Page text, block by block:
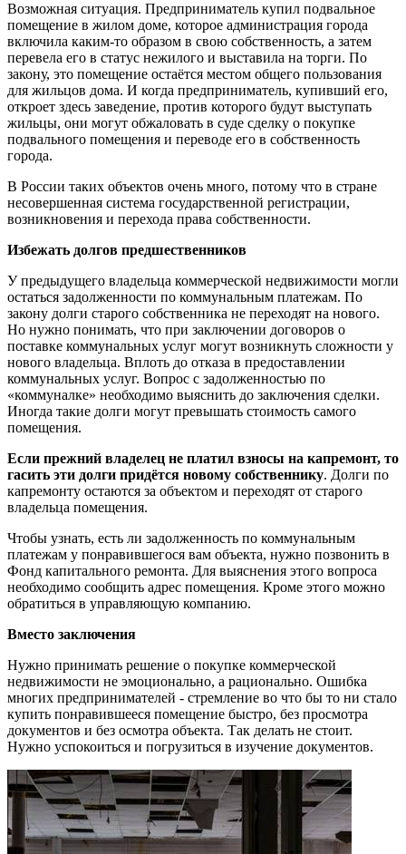
Возможная ситуация. Предприниматель купил подвальное
помещение в жилом доме, которое администрация города
включила каким-то образом в свою собственность, а затем
перевела его в статус нежилого и выставила на торги. По
закону, это помещение остаётся местом общего пользования
для жильцов дома. И когда предприниматель, купивший его,
откроет здесь заведение, против которого будут выступать
жильцы, они могут обжаловать в суде сделку о покупке
подвального помещения и переводе его в собственность
города.
В России таких объектов очень много, потому что в стране
несовершенная система государственной регистрации,
возникновения и перехода права собственности.
Избежать долгов предшественников
У предыдущего владельца коммерческой недвижимости могли
остаться задолженности по коммунальным платежам. По
закону долги старого собственника не переходят на нового.
Но нужно понимать, что при заключении договоров о
поставке коммунальных услуг могут возникнуть сложности у
нового владельца. Вплоть до отказа в предоставлении
коммунальных услуг. Вопрос с задолженностью по
«коммуналке» необходимо выяснить до заключения сделки.
Иногда такие долги могут превышать стоимость самого
помещения.
Если прежний владелец не платил взносы на капремонт, то
гасить эти долги придётся новому собственнику. Долги по
капремонту остаются за объектом и переходят от старого
владельца помещения.
Чтобы узнать, есть ли задолженность по коммунальным
платежам у понравившегося вам объекта, нужно позвонить в
Фонд капитального ремонта. Для выяснения этого вопроса
необходимо сообщить адрес помещения. Кроме этого можно
обратиться в управляющую компанию.
Вместо заключения
Нужно принимать решение о покупке коммерческой
недвижимости не эмоционально, а рационально. Ошибка
многих предпринимателей - стремление во что бы то ни стало
купить понравившееся помещение быстро, без просмотра
документов и без осмотра объекта. Так делать не стоит.
Нужно успокоиться и погрузиться в изучение документов.